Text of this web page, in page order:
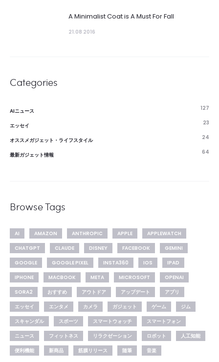
A Minimalist Coat is A Must For Fall
21.08 2016
Categories
AIニュース 127
エッセイ 23
オススメガジェット・ライフスタイル 24
最新ガジェット情報 64
Browse Tags
AI AMAZON ANTHROPIC APPLE
APPLEWATCH
CHATGPT
CLAUDE DISNEY FACEBOOK
GEMINI
GOOGLE
GOOGLE PIXEL INSTA360 IOS
IPAD
IPHONE
MACBOOK META MICROSOFT
OPENAI
SORA2
おすすめ アウトドア アップデート
アプリ
エッセイ
エンタメ カメラ ガジェット ゲーム
ジム
スキャンダル
スポーツ スマートウォッチ
スマートフォン
ニュース
フィットネス リラクゼーション ロボット
人工知能
便利機能
新商品 筋膜リリース 随筆 音楽